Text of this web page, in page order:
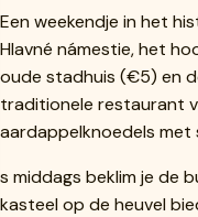
Een weekendje in het
Hlavné námestie, het
oude stadhuis (€5) en
traditionele restaurant
aardappelknoedels met
s middags beklim je de
kasteel op de heuvel